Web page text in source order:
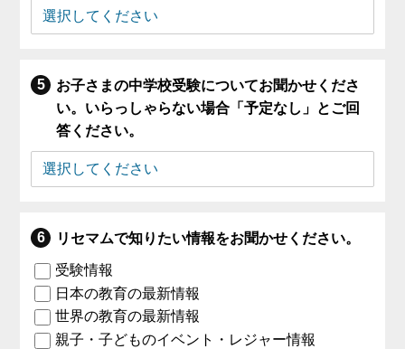
お子さまの中学校受験についてお聞かせくださ
い。いらっしゃらない場合「予定なし」とご回
答ください。
リセマムで知りたい情報をお聞かせください。
受験情報
日本の教育の最新情報
世界の教育の最新情報
親子・子どものイベント・レジャー情報